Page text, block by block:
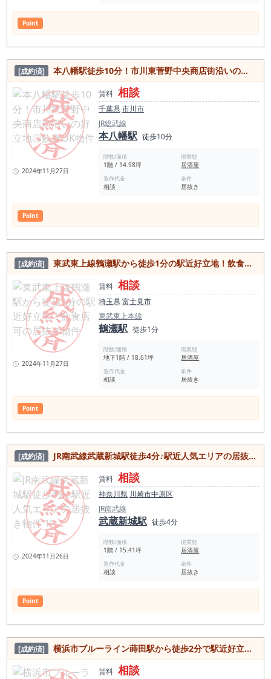
Point
[成約済] 本八幡駅徒歩10分！市川東菅野中央商店街沿いの好立地◎飲食OK物件
2024年11月27日
賃料 相談
千葉県市川市
JR総武線
本八幡駅 徒歩10分
階数/面積
1階 / 14.98坪
現業態
居酒屋
造作代金
相談
条件
居抜き
Point
[成約済] 東武東上線鶴瀬駅から徒歩1分の駅近好立地！飲食店可の居抜き物件
2024年11月27日
賃料 相談
埼玉県富士見市
東武東上本線
鶴瀬駅 徒歩1分
階数/面積
地下1階 / 18.61坪
現業態
居酒屋
造作代金
相談
条件
居抜き
Point
[成約済] JR南武線武蔵新城駅徒歩4分♪駅近人気エリアの居抜き物件 1F
2024年11月26日
賃料 相談
神奈川県 川崎市中原区
JR南武線
武蔵新城駅 徒歩4分
階数/面積
1階 / 15.41坪
現業態
居酒屋
造作代金
相談
条件
居抜き
Point
[成約済] 横浜市ブルーライン蒔田駅から徒歩2分で駅近好立地の居抜き物件！
賃料 相談